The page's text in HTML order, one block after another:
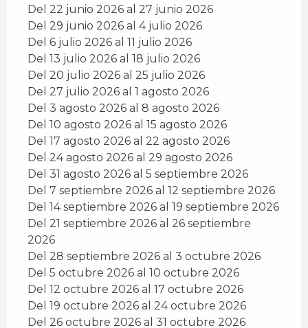
Del 22 junio 2026 al 27 junio 2026
Del 29 junio 2026 al 4 julio 2026
Del 6 julio 2026 al 11 julio 2026
Del 13 julio 2026 al 18 julio 2026
Del 20 julio 2026 al 25 julio 2026
Del 27 julio 2026 al 1 agosto 2026
Del 3 agosto 2026 al 8 agosto 2026
Del 10 agosto 2026 al 15 agosto 2026
Del 17 agosto 2026 al 22 agosto 2026
Del 24 agosto 2026 al 29 agosto 2026
Del 31 agosto 2026 al 5 septiembre 2026
Del 7 septiembre 2026 al 12 septiembre 2026
Del 14 septiembre 2026 al 19 septiembre 2026
Del 21 septiembre 2026 al 26 septiembre
2026
Del 28 septiembre 2026 al 3 octubre 2026
Del 5 octubre 2026 al 10 octubre 2026
Del 12 octubre 2026 al 17 octubre 2026
Del 19 octubre 2026 al 24 octubre 2026
Del 26 octubre 2026 al 31 octubre 2026